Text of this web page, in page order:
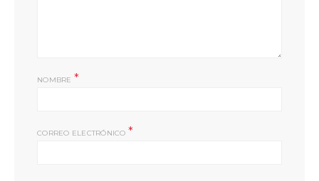
NOMBRE *
CORREO ELECTRÓNICO *